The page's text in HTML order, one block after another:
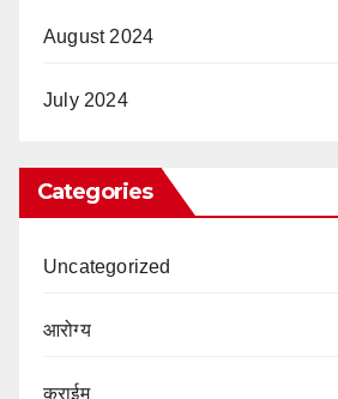
August 2024
July 2024
Categories
Uncategorized
आरोग्य
क्राईम